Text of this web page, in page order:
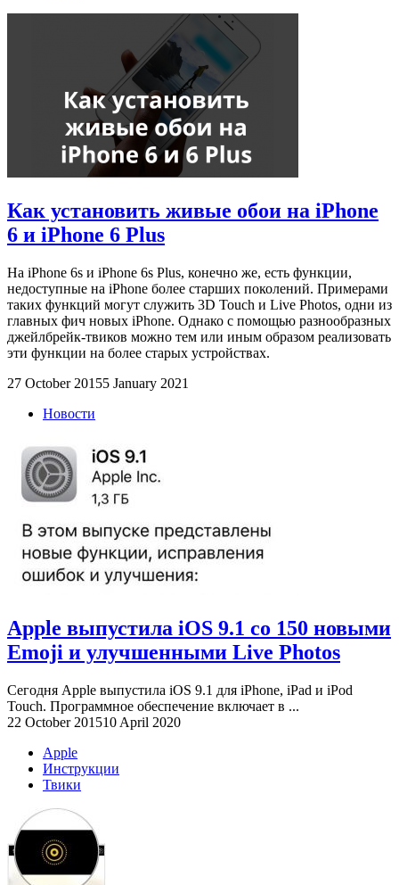
Как установить живые обои на iPhone
6 и iPhone 6 Plus
На iPhone 6s и iPhone 6s Plus, конечно же, есть функции,
недоступные на iPhone более старших поколений. Примерами
таких функций могут служить 3D Touch и Live Photos, одни из
главных фич новых iPhone. Однако с помощью разнообразных
джейлбрейк-твиков можно тем или иным образом реализовать
эти функции на более старых устройствах.
27 October 20155 January 2021
Новости
Apple выпустила iOS 9.1 со 150 новыми
Emoji и улучшенными Live Photos
Сегодня Apple выпустила iOS 9.1 для iPhone, iPad и iPod
Touch. Программное обеспечение включает в ...
22 October 201510 April 2020
Apple
Инструкции
Твики